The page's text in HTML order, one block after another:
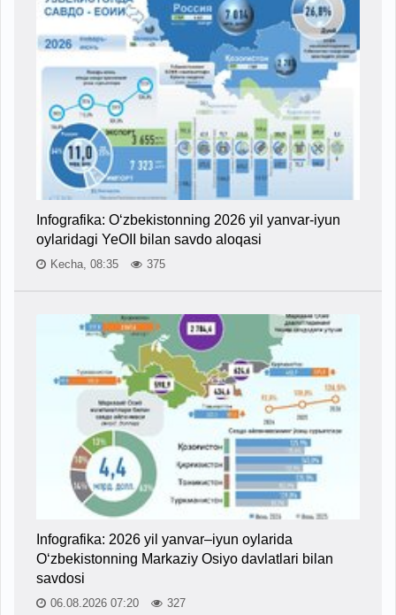
Infografika: O‘zbekistonning 2026 yil yanvar-iyun
oylaridagi YeOII bilan savdo aloqasi
Kecha, 08:35 375
Infografika: 2026 yil yanvar–iyun oylarida
O‘zbekistonning Markaziy Osiyo davlatlari bilan
savdosi
06.08.2026 07:20 327